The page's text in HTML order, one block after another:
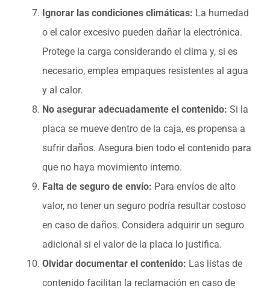
Ignorar las condiciones climáticas: La humedad
o el calor excesivo pueden dañar la electrónica.
Protege la carga considerando el clima y, si es
necesario, emplea empaques resistentes al agua
y al calor.
No asegurar adecuadamente el contenido: Si la
placa se mueve dentro de la caja, es propensa a
sufrir daños. Asegura bien todo el contenido para
que no haya movimiento interno.
Falta de seguro de envío: Para envíos de alto
valor, no tener un seguro podría resultar costoso
en caso de daños. Considera adquirir un seguro
adicional si el valor de la placa lo justifica.
Olvidar documentar el contenido: Las listas de
contenido facilitan la reclamación en caso de